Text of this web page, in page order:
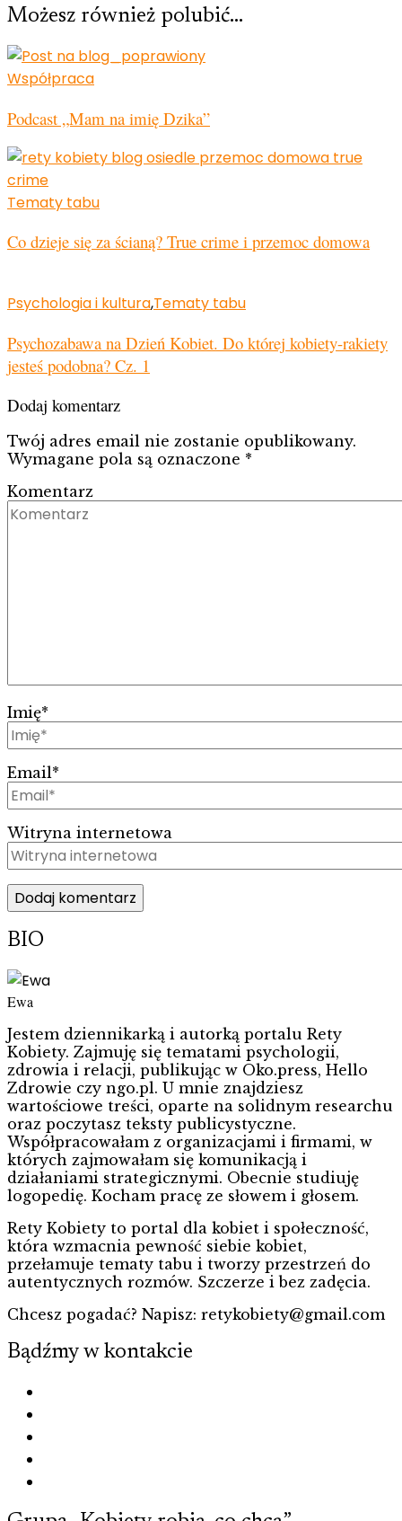
Możesz również polubić…
Współpraca
Podcast „Mam na imię Dzika”
Tematy tabu
Co dzieje się za ścianą? True crime i przemoc domowa
Psychologia i kultura,Tematy tabu
Psychozabawa na Dzień Kobiet. Do której kobiety-rakiety
jesteś podobna? Cz. 1
Dodaj komentarz
Twój adres email nie zostanie opublikowany.
Wymagane pola są oznaczone *
Komentarz
Imię*
Email*
Witryna internetowa
BIO
Ewa
Jestem dziennikarką i autorką portalu Rety
Kobiety. Zajmuję się tematami psychologii,
zdrowia i relacji, publikując w Oko.press, Hello
Zdrowie czy ngo.pl. U mnie znajdziesz
wartościowe treści, oparte na solidnym researchu
oraz poczytasz teksty publicystyczne.
Współpracowałam z organizacjami i firmami, w
których zajmowałam się komunikacją i
działaniami strategicznymi. Obecnie studiuję
logopedię. Kocham pracę ze słowem i głosem.
Rety Kobiety to portal dla kobiet i społeczność,
która wzmacnia pewność siebie kobiet,
przełamuje tematy tabu i tworzy przestrzeń do
autentycznych rozmów. Szczerze i bez zadęcia.
Chcesz pogadać? Napisz: retykobiety@gmail.com
Bądźmy w kontakcie